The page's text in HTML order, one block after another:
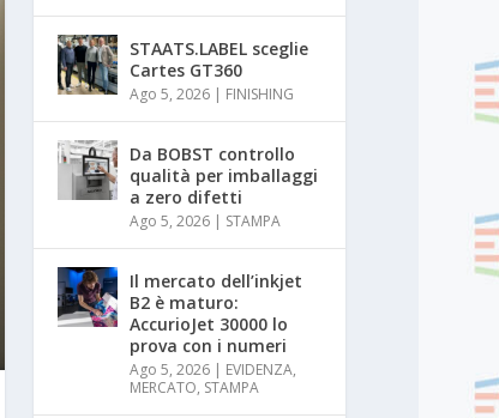
STAATS.LABEL sceglie
Cartes GT360
Ago 5, 2026 | FINISHING
Da BOBST controllo
qualità per imballaggi
a zero difetti
Ago 5, 2026 | STAMPA
Il mercato dell’inkjet
B2 è maturo:
AccurioJet 30000 lo
prova con i numeri
Ago 5, 2026 | EVIDENZA,
MERCATO, STAMPA